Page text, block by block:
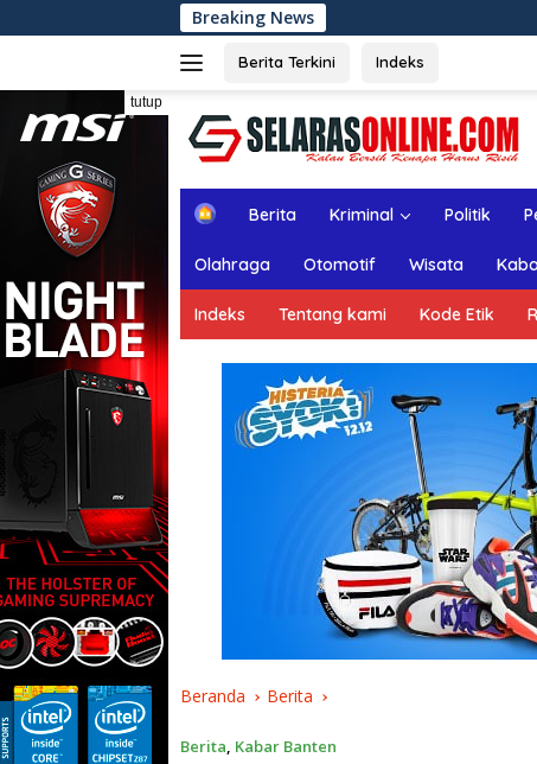
ke
Breaking News Rapat Paripurna
Berita Terkini Indeks
tutup
H
m
e
Berita Kriminal Politik
Olahraga Otomotif Wisata
Indeks Tentang kami Kode Etik
Beranda Berita
Berita, Kabar Banten